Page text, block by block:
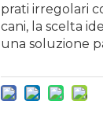
prati irregolari
cani, la scelta
una soluzione